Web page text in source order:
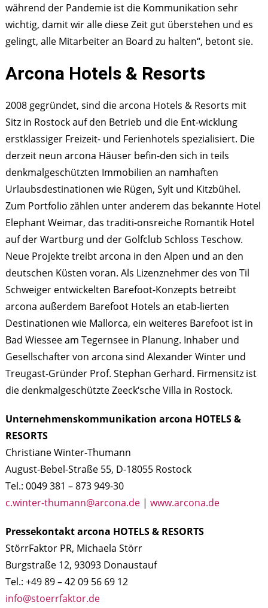
während der Pandemie ist die Kommunikation sehr
wichtig, damit wir alle diese Zeit gut überstehen und es
gelingt, alle Mitarbeiter an Board zu halten“, betont sie.
Arcona Hotels & Resorts
2008 gegründet, sind die arcona Hotels & Resorts mit
Sitz in Rostock auf den Betrieb und die Ent-wicklung
erstklassiger Freizeit- und Ferienhotels spezialisiert. Die
derzeit neun arcona Häuser befin-den sich in teils
denkmalgeschützten Immobilien an namhaften
Urlaubsdestinationen wie Rügen, Sylt und Kitzbühel.
Zum Portfolio zählen unter anderem das bekannte Hotel
Elephant Weimar, das traditi-onsreiche Romantik Hotel
auf der Wartburg und der Golfclub Schloss Teschow.
Neue Projekte treibt arcona in den Alpen und an den
deutschen Küsten voran. Als Lizenznehmer des von Til
Schweiger entwickelten Barefoot-Konzepts betreibt
arcona außerdem Barefoot Hotels an etab-lierten
Destinationen wie Mallorca, ein weiteres Barefoot ist in
Bad Wiessee am Tegernsee in Planung. Inhaber und
Gesellschafter von arcona sind Alexander Winter und
Treugast-Gründer Prof. Stephan Gerhard. Firmensitz ist
die denkmalgeschützte Zeeck‘sche Villa in Rostock.
Unternehmenskommunikation arcona HOTELS &
RESORTS
Christiane Winter-Thumann
August-Bebel-Straße 55, D-18055 Rostock
Tel.: 0049 381 – 873 949-30
c.winter-thumann@arcona.de| www.arcona.de
Pressekontakt arcona HOTELS & RESORTS
StörrFaktor PR, Michaela Störr
Burgstraße 12, 93093 Donaustauf
Tel.: +49 89 – 42 09 56 69 12
info@stoerrfaktor.de